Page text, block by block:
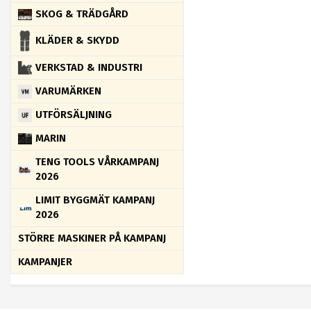
SKOG & TRÄDGÅRD
KLÄDER & SKYDD
VERKSTAD & INDUSTRI
VARUMÄRKEN
UTFÖRSÄLJNING
MARIN
TENG TOOLS VÅRKAMPANJ
2026
LIMIT BYGGMÄT KAMPANJ
2026
STÖRRE MASKINER PÅ KAMPANJ
KAMPANJER